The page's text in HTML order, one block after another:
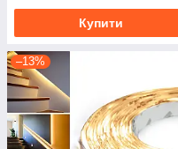
Купити
–13%